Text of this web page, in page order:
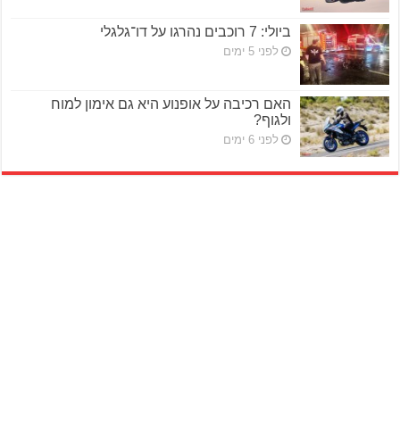
ביולי: 7 רוכבים נהרגו על דו־גלגלי
לפני 5 ימים
האם רכיבה על אופנוע היא גם אימון למוח
ולגוף?
לפני 6 ימים